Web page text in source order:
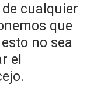
cualquier
que
no sea
el